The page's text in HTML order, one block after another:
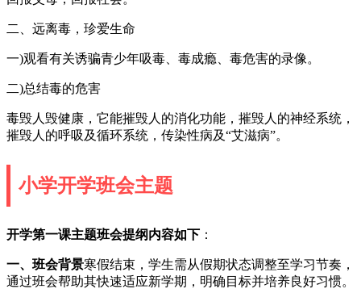
二、远离毒，珍爱生命
一)观看有关诱骗青少年吸毒、毒成瘾、毒危害的录像。
二)总结毒的危害
毒毁人毁健康，它能摧毁人的消化功能，摧毁人的神经系统，
摧毁人的呼吸及循环系统，传染性病及“艾滋病”。
小学开学班会主题
开学第一课主题班会提纲内容如下 ：
一、班会背景寒假结束，学生需从假期状态调整至学习节奏，
通过班会帮助其快速适应新学期，明确目标并培养良好习惯。